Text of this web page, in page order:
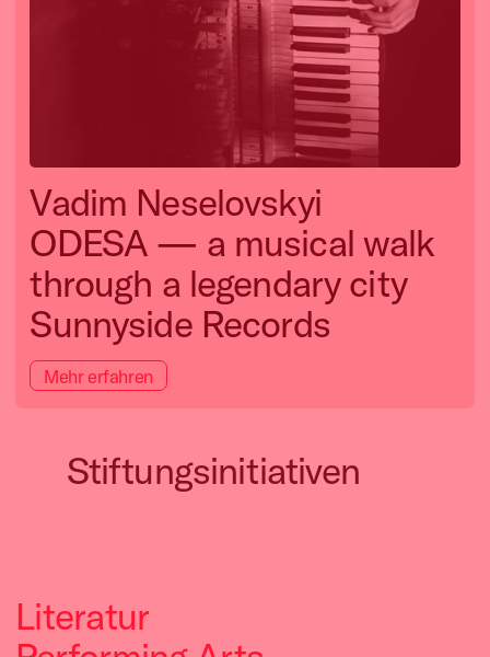
Vadim Neselovskyi
ODESA — a musical walk
through a legendary city
Sunnyside Records
Mehr erfahren
Stiftungsinitiativen
Kunststiftung NRW zeichnet
Die Chorakademie dient der
Improviser in
Literatur